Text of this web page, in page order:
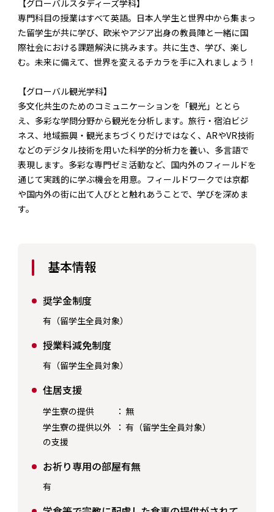
【グローバルスタディーズ学科】
専門科目の授業はすべて英語。日本人学生と世界中から集まっ
た留学生が共に学び、欧米やアジア出身の教員陣と一緒に国
際社会における課題解決に挑みます。共に生き、学び、楽し
む。未来に備えて、世界を変えるチカラを手に入れましょう！
【グローバル観光学科】
多文化共生のためのコミュニケーションを「観光」ととら
え、多彩な学問分野から観光を分析します。旅行・宿泊ビジ
ネス、地域振興・観光まちづくりだけではなく、ARやVR技術
などのデジタル技術を用いた科学的分析力を養い、多言語で
表現します。多彩な専門ゼミ活動など、国内外のフィールドを
通じて実践的に学ぶ機会を用意。フィールドワークでは京都
や国内外の街に出て人びとと触れあうことで、学びを深めま
す。
基本情報
奨学金制度
有（留学生全員対象）
授業料減免制度
有（留学生全員対象）
住居支援
学生寮の提供 ： 無
学生寮の提供以外
の支援
： 有（留学生全員対象）
お祈り専用の部屋有無
有